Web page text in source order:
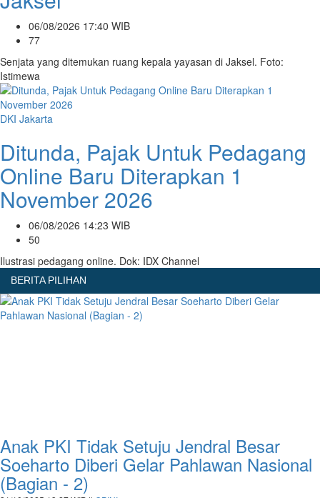
06/08/2026 17:40 WIB
77
Senjata yang ditemukan ruang kepala yayasan di Jaksel. Foto:
Istimewa
DKI Jakarta
Ditunda, Pajak Untuk Pedagang
Online Baru Diterapkan 1
November 2026
06/08/2026 14:23 WIB
50
Ilustrasi pedagang online. Dok: IDX Channel
BERITA PILIHAN
Anak PKI Tidak Setuju Jendral Besar
Soeharto Diberi Gelar Pahlawan Nasional
(Bagian - 2)